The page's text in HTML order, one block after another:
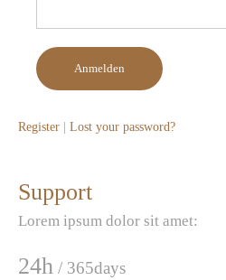
Anmelden
Register Lost your password?
Support
Lorem ipsum dolor sit amet:
24h / 365days